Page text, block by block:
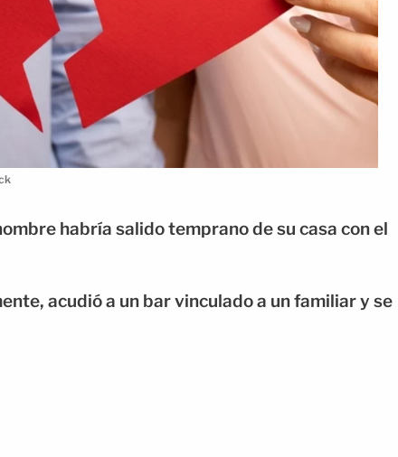
habría salido temprano de su casa con el
acudió a un bar vinculado a un familiar y se